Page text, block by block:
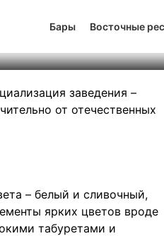
Бары Восточные
заведения –
от отечественных
– белый и сливочный,
ярких цветов вроде
табуретами и